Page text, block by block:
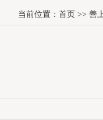
当前位置： 首页 >> 善